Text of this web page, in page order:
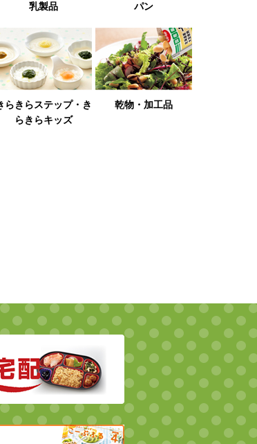
乳製品 パン
らきらステップ・き
らきらキッズ
乾物・加工品